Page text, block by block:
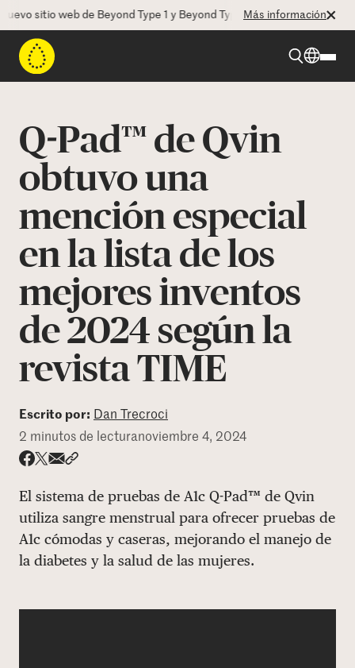
sitio web de Beyond Type 1 y Beyond Type 2! La CEO Deborah
Más información
Beyond Type 2
Recursos
Programas
Quienes somos
DONAR
Q-Pad™ de Qvin
obtuvo una
mención especial
en la lista de los
mejores inventos
de 2024 según la
revista TIME
Escrito por: Dan Trecroci
2 minutos de lecturanoviembre 4, 2024
El sistema de pruebas de A1c Q-Pad™ de Qvin
utiliza sangre menstrual para ofrecer pruebas de
A1c cómodas y caseras, mejorando el manejo de
la diabetes y la salud de las mujeres.